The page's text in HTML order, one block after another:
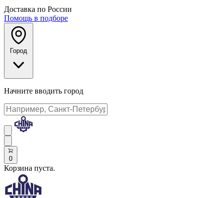
Доставка по России
Помощь в подборе
Город
Начните вводить город
0
Корзина пуста.